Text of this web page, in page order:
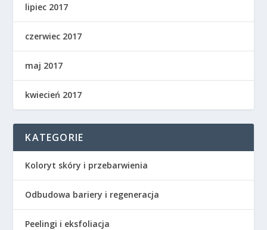
lipiec 2017
czerwiec 2017
maj 2017
kwiecień 2017
KATEGORIE
Koloryt skóry i przebarwienia
Odbudowa bariery i regeneracja
Peelingi i eksfoliacja